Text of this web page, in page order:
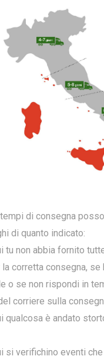
tempi di consegna
di quanto indicato:
tu non abbia fornito
corretta consegna, se
o se non rispondi in
corriere sulla
qualcosa è andato
si verifichino eventi